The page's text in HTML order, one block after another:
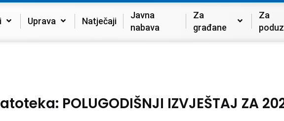
Uprava Natječaji
Javna
nabava
Za
građane
Za
POLUGODIŠNJI IZVJEŠTAJ ZA